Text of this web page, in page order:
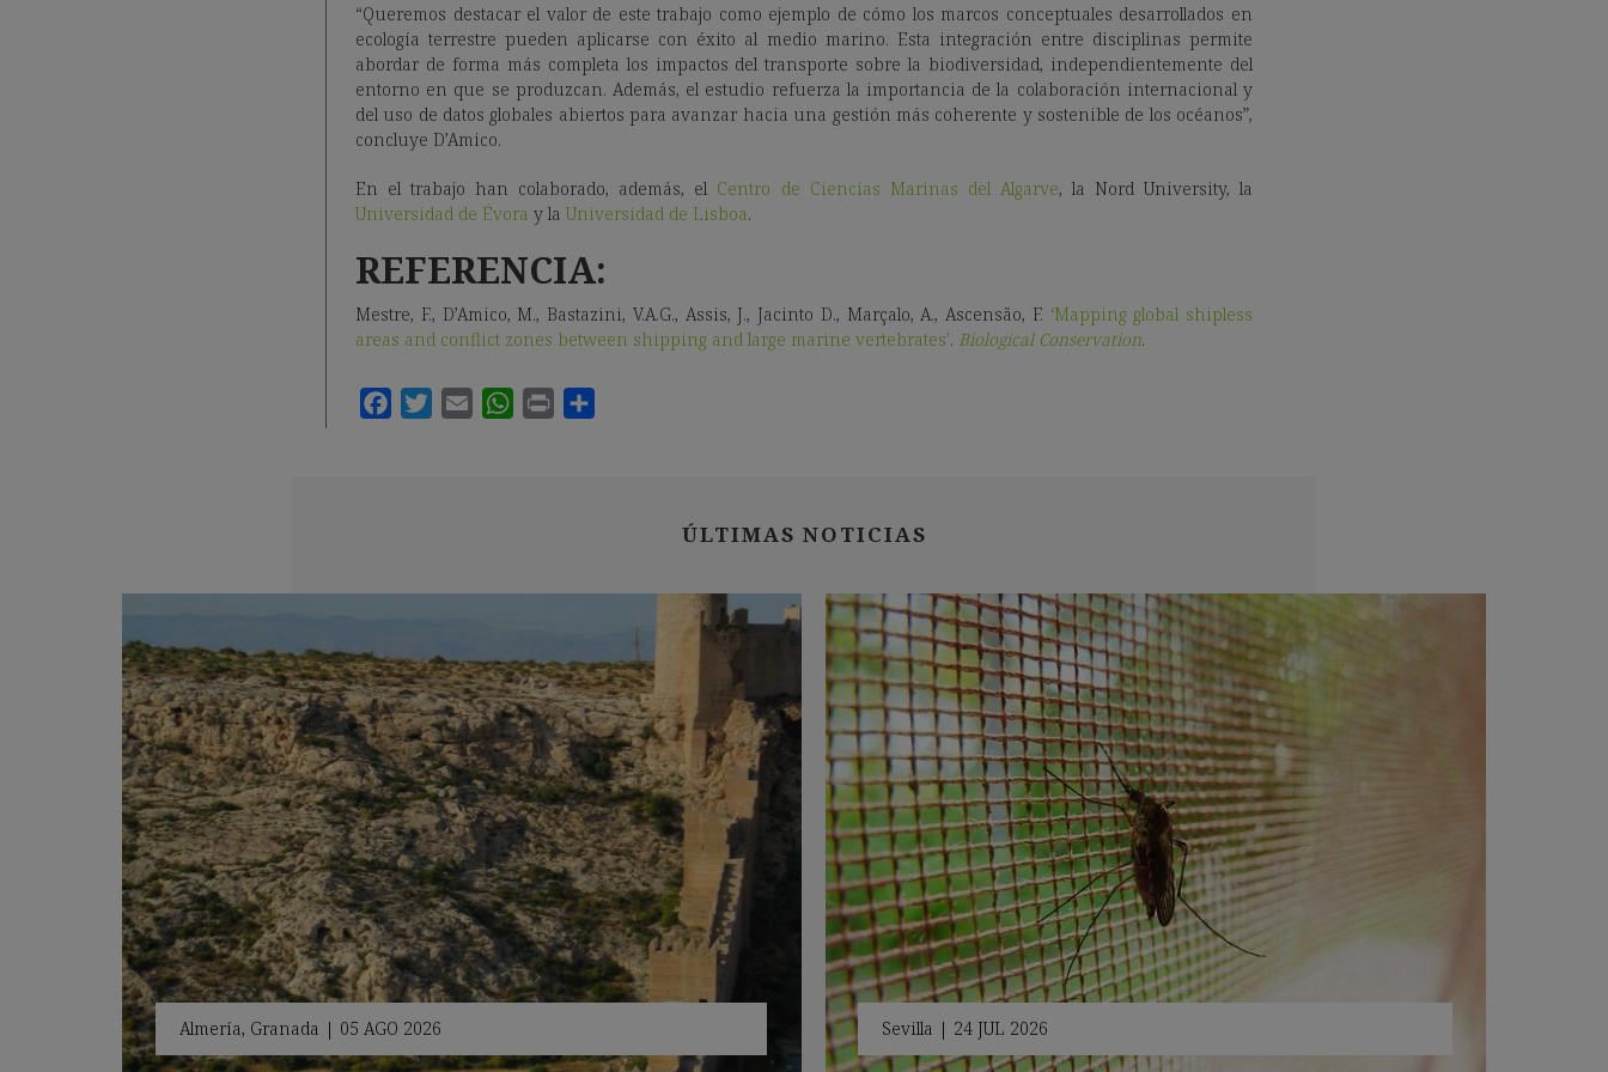
“Queremos destacar el valor de este trabajo como ejemplo de cómo los marcos conceptuales desarrollados en
ecología terrestre pueden aplicarse con éxito al medio marino. Esta integración entre disciplinas permite
abordar de forma más completa los impactos del transporte sobre la biodiversidad, independientemente del
entorno en que se produzcan. Además, el estudio refuerza la importancia de la colaboración internacional y
del uso de datos globales abiertos para avanzar hacia una gestión más coherente y sostenible de los océanos”,
concluye D’Amico.
En el trabajo han colaborado, además, el Centro de Ciencias Marinas del Algarve, la Nord University, la
Universidad de Évora y la Universidad de Lisboa.
REFERENCIA:
Mestre, F., D’Amico, M., Bastazini, V.A.G., Assis, J., Jacinto D., Marçalo, A., Ascensão, F. ‘Mapping global shipless
areas and conflict zones between shipping and large marine vertebrates’. Biological Conservation.
ÚLTIMAS NOTICIAS
Almería, Granada | 05 AGO 2026 Sevilla | 24 JUL 2026